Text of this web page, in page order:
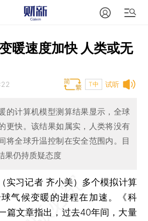
暖速度加快 人类或无
试听
T中
的计算机模型测算结果显示，全球
更快。该结果如属实，人类将没有
将全球升温控制在安全范围内。目
果仍持质疑态度
实习记者 齐小美） 多个模拟计算
气候变暖的进程在加速。《科
篇文章指出，过去40年间，大量